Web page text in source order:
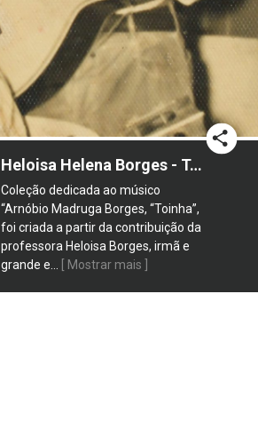
Heloisa Helena Borges - Toinha
Coleção dedicada ao músico
“Arnóbio Madruga Borges, “Toinha”,
foi criada a partir da contribuição da
professora Heloisa Borges, irmã e
grande e
[ Mostrar mais ]